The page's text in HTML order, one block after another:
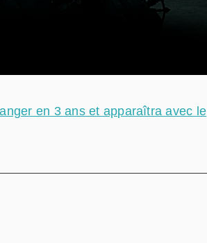
en 3 ans et apparaîtra avec le